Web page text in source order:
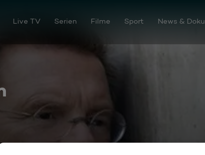
Live TV Serien Filme Sport News & Doku